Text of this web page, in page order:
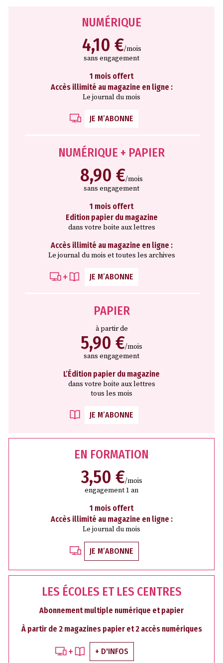
NUMÉRIQUE
4,10 €/mois
sans engagement
1 mois offert
Accès illimité au magazine en ligne :
Le journal du mois
JE M’ABONNE
NUMÉRIQUE + PAPIER
8,90 €/mois
sans engagement
1 mois offert
Edition papier du magazine
dans votre boite aux lettres
Accès illimité au magazine en ligne :
Le journal du mois et toutes les archives
JE M’ABONNE
PAPIER
à partir de
5,90 €/mois
sans engagement
L’Édition papier du magazine
dans votre boite aux lettres
tous les mois
JE M’ABONNE
EN FORMATION
3,50 €/mois
engagement 1 an
1 mois offert
Accès illimité au magazine en ligne :
Le journal du mois
JE M’ABONNE
LES ÉCOLES ET LES CENTRES
Abonnement multiple numérique et papier
À partir de 2 magazines papier et 2 accès numériques
+ D'INFOS